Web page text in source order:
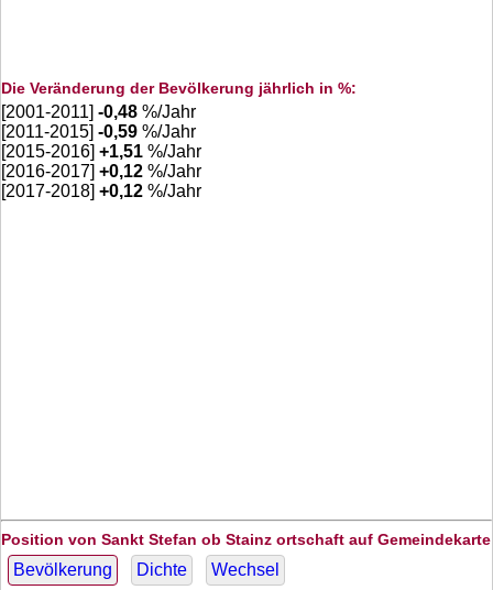
Die Veränderung der Bevölkerung jährlich in %:
[2001-2011] -0,48 %/Jahr
[2011-2015] -0,59 %/Jahr
[2015-2016] +1,51 %/Jahr
[2016-2017] +0,12 %/Jahr
[2017-2018] +0,12 %/Jahr
Position von Sankt Stefan ob Stainz ortschaft auf Gemeindekarte
Bevölkerung Dichte Wechsel